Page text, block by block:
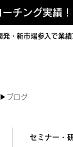
チング実績！
・新市場参入で業
▶︎ブログ
セミナー・